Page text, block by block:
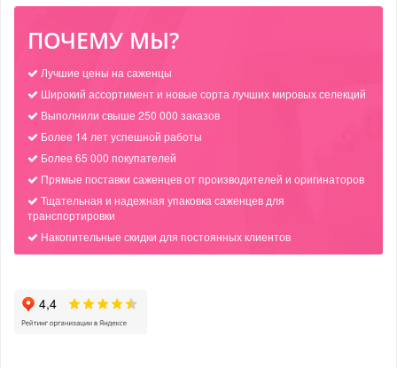
ПОЧЕМУ МЫ?
Лучшие цены на саженцы
Широкий ассортимент и новые сорта лучших мировых селекций
Выполнили свыше 250 000 заказов
Более 14 лет успешной работы
Более 65 000 покупателей
Прямые поставки саженцев от производителей и оригинаторов
Тщательная и надежная упаковка саженцев для
транспортировки
Накопительные скидки для постоянных клиентов